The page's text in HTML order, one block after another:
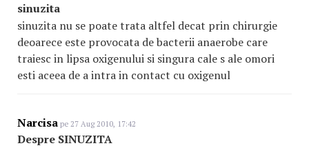
sinuzita
sinuzita nu se poate trata altfel decat prin chirurgie
deoarece este provocata de bacterii anaerobe care
traiesc in lipsa oxigenului si singura cale s ale omori
esti aceea de a intra in contact cu oxigenul
Narcisa pe 27 Aug 2010, 17:42
Despre SINUZITA